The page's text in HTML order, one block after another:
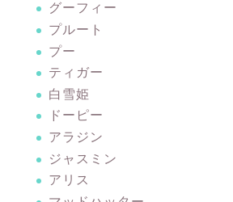
グーフィー
プルート
プー
ティガー
白雪姫
ドーピー
アラジン
ジャスミン
アリス